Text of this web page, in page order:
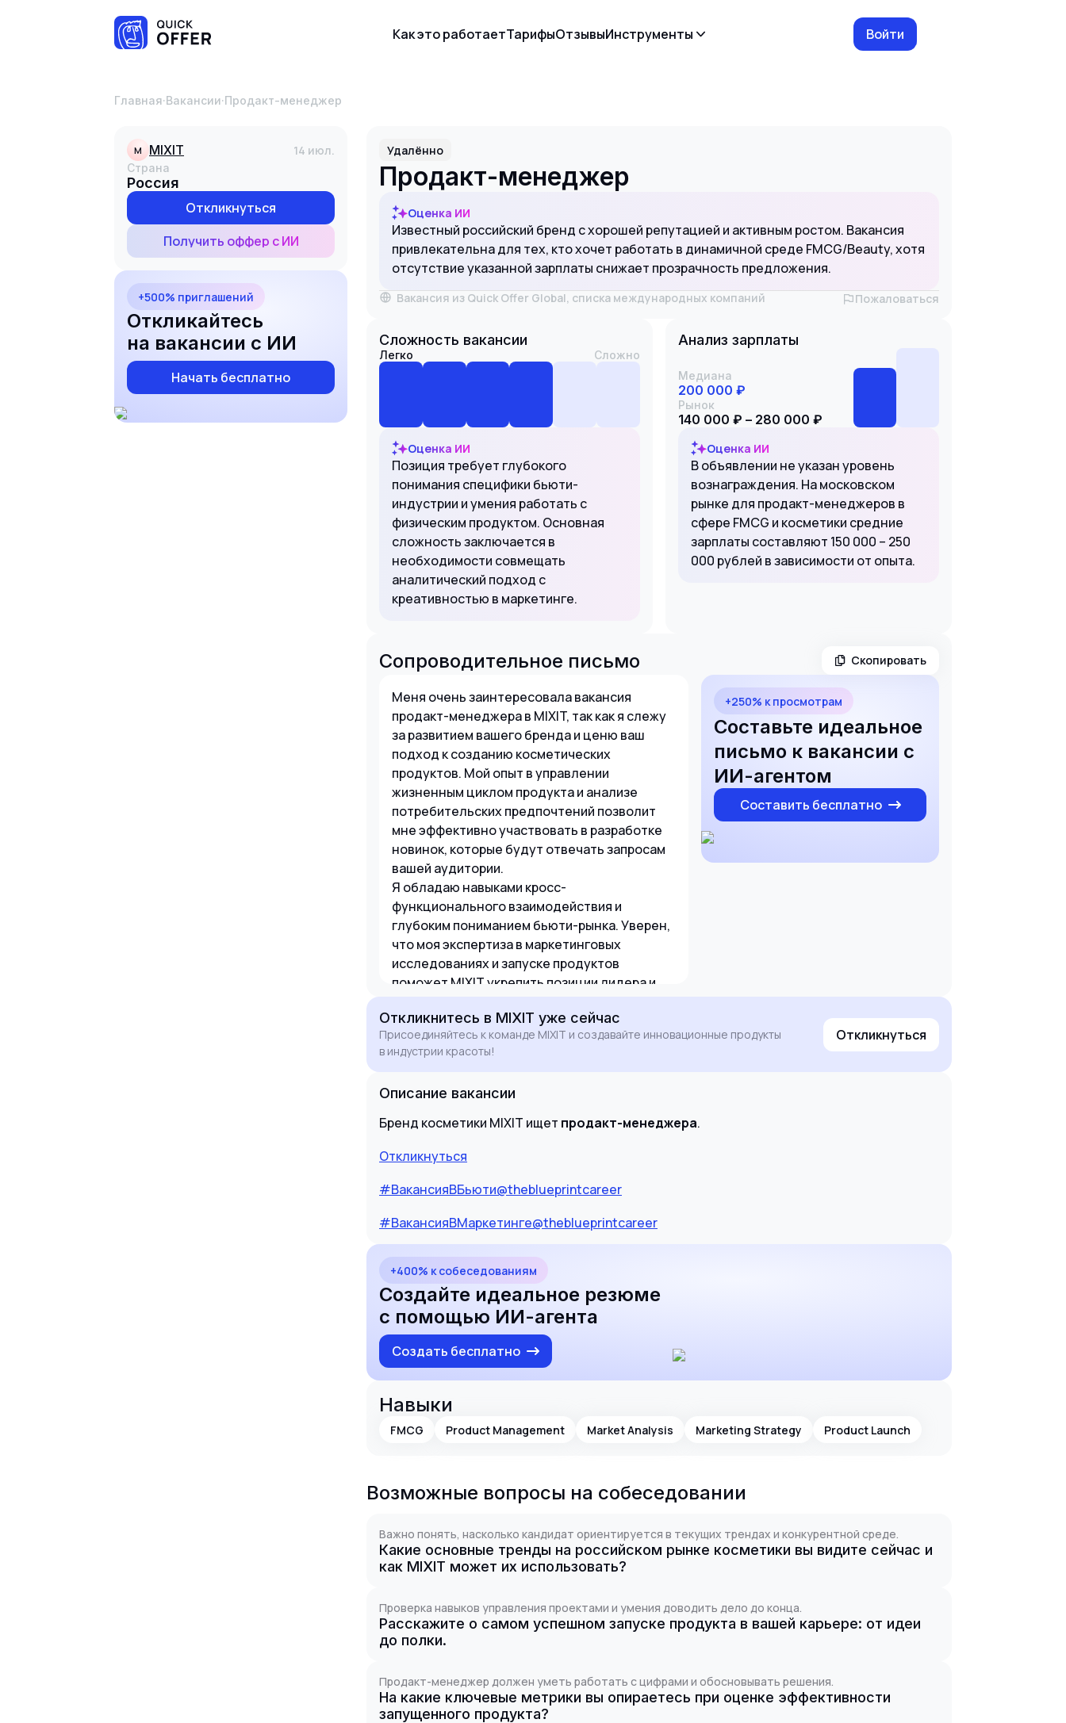
Как это работаетТарифыОтзывыИнструменты Войти
Главная·Вакансии· Продакт-менеджер
M MIXIT 14 июл.
Страна
Россия
Откликнуться
Получить оффер с ИИ
+500% приглашений
Откликайтесь
на вакансии с ИИ
Начать бесплатно
Удалённо
Продакт-менеджер
Оценка ИИ
Известный российский бренд с хорошей репутацией и активным ростом. Вакансия
привлекательна для тех, кто хочет работать в динамичной среде FMCG/Beauty, хотя
отсутствие указанной зарплаты снижает прозрачность предложения.
Вакансия из Quick Offer Global, списка международных компаний Пожаловаться
Сложность вакансии
Легко Сложно
Оценка ИИ
Позиция требует глубокого
понимания специфики бьюти-
индустрии и умения работать с
физическим продуктом. Основная
сложность заключается в
необходимости совмещать
аналитический подход с
креативностью в маркетинге.
Анализ зарплаты
Медиана
200 000 ₽
Рынок
140 000 ₽ – 280 000 ₽
Оценка ИИ
В объявлении не указан уровень
вознаграждения. На московском
рынке для продакт-менеджеров в
сфере FMCG и косметики средние
зарплаты составляют 150 000 – 250
000 рублей в зависимости от опыта.
Сопроводительное письмо Скопировать
Меня очень заинтересовала вакансия
продакт-менеджера в MIXIT, так как я слежу
за развитием вашего бренда и ценю ваш
подход к созданию косметических
продуктов. Мой опыт в управлении
жизненным циклом продукта и анализе
потребительских предпочтений позволит
мне эффективно участвовать в разработке
новинок, которые будут отвечать запросам
вашей аудитории.
Я обладаю навыками кросс-
функционального взаимодействия и
глубоким пониманием бьюти-рынка. Уверен,
что моя экспертиза в маркетинговых
исследованиях и запуске продуктов
поможет MIXIT укрепить позиции лидера и
востребованными решениями.
+250% к просмотрам
Составьте идеальное
письмо к вакансии с
ИИ-агентом
Составить бесплатно
Откликнитесь в MIXIT уже сейчас
Присоединяйтесь к команде MIXIT и создавайте инновационные продукты
в индустрии красоты!
Откликнуться
Описание вакансии
Бренд косметики MIXIT ищет продакт-менеджера.
Откликнуться
#ВакансияВБьюти@theblueprintcareer
#ВакансияВМаркетинге@theblueprintcareer
+400% к собеседованиям
Создайте идеальное резюме
с помощью ИИ-агента
Создать бесплатно
Навыки
FMCG Product Management Market Analysis Marketing Strategy Product Launch
Возможные вопросы на собеседовании
Важно понять, насколько кандидат ориентируется в текущих трендах и конкурентной среде.
Какие основные тренды на российском рынке косметики вы видите сейчас и
как MIXIT может их использовать?
Проверка навыков управления проектами и умения доводить дело до конца.
Расскажите о самом успешном запуске продукта в вашей карьере: от идеи
до полки.
Продакт-менеджер должен уметь работать с цифрами и обосновывать решения.
На какие ключевые метрики вы опираетесь при оценке эффективности
запущенного продукта?